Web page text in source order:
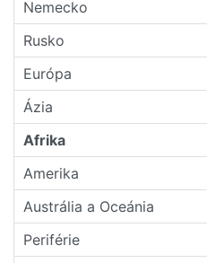
Nemecko
Rusko
Európa
Ázia
Afrika
Amerika
Austrália a Oceánia
Periférie